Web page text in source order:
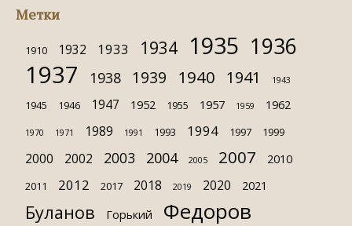
Метки
1910 1932 1933 1934 1935 1936
1937 1938 1939 1940 1941 1943
1945 1946 1947 1952 1955 1957 1959 1962
1970 1971 1989 1991 1993 1994 1997 1999
2000 2002 2003 2004 2005 2007 2010
2011 2012 2017 2018 2019 2020 2021
Буланов Горький Федоров